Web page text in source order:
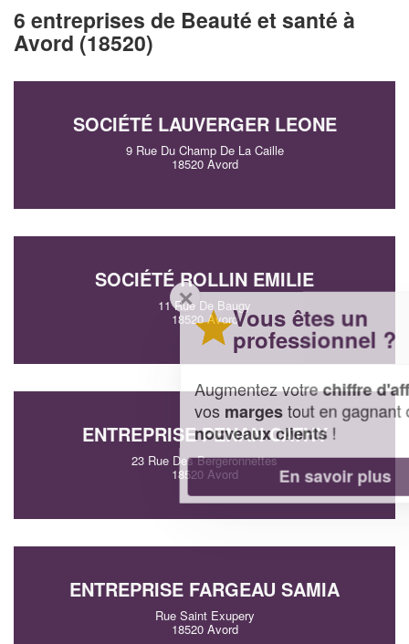
6 entreprises de Beauté et santé à
Avord (18520)
SOCIÉTÉ LAUVERGER LEONE
9 Rue Du Champ De La Caille
18520 Avord
SOCIÉTÉ ROLLIN EMILIE
11 Rue De Baugy
18520 Avord
ENTREPRISE PENAN CATHY
23 Rue Des Bergeronnettes
18520 Avord
ENTREPRISE FARGEAU SAMIA
Rue Saint Exupery
18520 Avord
Vous êtes un
professionnel ?
Augmentez votrechiffre d'affaireset
margestout en gagnant de
nouveaux clients!
En savoir plus